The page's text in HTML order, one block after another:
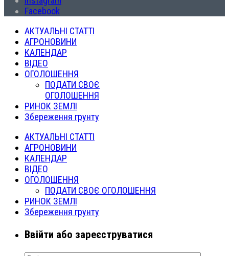
Facebook
АКТУАЛЬНІ СТАТТІ
АГРОНОВИНИ
КАЛЕНДАР
ВІДЕО
ОГОЛОШЕННЯ
ПОДАТИ СВОЄ
ОГОЛОШЕННЯ
РИНОК ЗЕМЛІ
Збереження грунту
АКТУАЛЬНІ СТАТТІ
АГРОНОВИНИ
КАЛЕНДАР
ВІДЕО
ОГОЛОШЕННЯ
ПОДАТИ СВОЄ ОГОЛОШЕННЯ
РИНОК ЗЕМЛІ
Збереження грунту
Ввійти або зареєструватися